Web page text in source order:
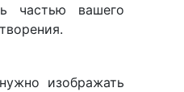
частью вашего
изображать